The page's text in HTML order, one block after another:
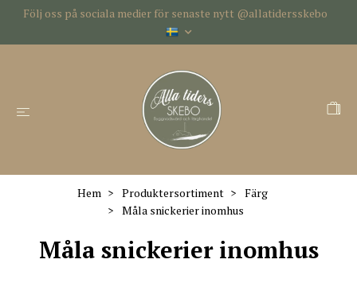
Följ oss på sociala medier för senaste nytt @allatidersskebo
Hem Produktersortiment
Färg
Måla snickerier inomhus
Måla snickerier inomhus